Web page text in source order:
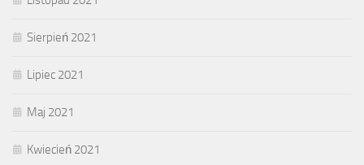
Sierpień 2021
Lipiec 2021
Maj 2021
Kwiecień 2021